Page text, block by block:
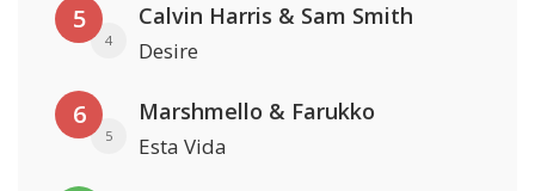
5
4
Calvin Harris & Sam Smith
Desire
6
5
Marshmello & Farukko
Esta Vida